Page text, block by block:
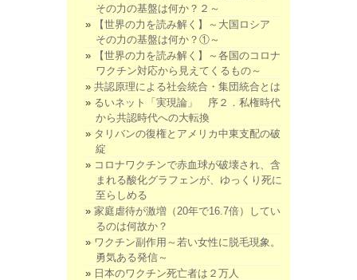
その力の基盤は何か？２～
【世界の力を読み解く】～大国ロシア
その力の基盤は何か？①～
【世界の力を読み解く】～各国のコロナ
ワクチン対応から見えてくるもの～
共認原理による社会統合・集団統合とは
るいネット「実現論」 序２．私権時代
から共認時代への大転換
タリバンの復権とアメリカ中東支配の破
綻
コロナワクチンで赤血球が破壊され、含
まれる酸化グラフェンが、ゆっくり死に
至らしめる
家庭虐待が激増（20年で16.7倍）してい
るのは何故か？
ワクチン副作用～若い女性に脱毛現象。
勇気ある発信～
日本のワクチン死亡者は２万人